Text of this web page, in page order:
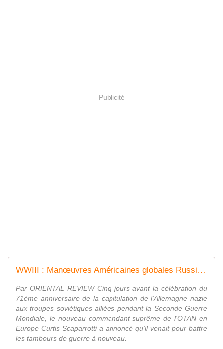
Publicité
WWIII : Manœuvres Américaines globales Russie, Chine, Inde, BRICS... LA FRANCE VA MIEUX - LAOSOPHIE par opposition à Démosophie
Par ORIENTAL REVIEW Cinq jours avant la célébration du
71ème anniversaire de la capitulation de l'Allemagne nazie
aux troupes soviétiques alliées pendant la Seconde Guerre
Mondiale, le nouveau commandant suprême de l'OTAN en
Europe Curtis Scaparrotti a annoncé qu'il venait pour battre
les tambours de guerre à nouveau.